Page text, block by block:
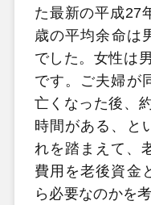
た最新の平成27
歳の平均余命は
でした。女性は
です。ご夫婦が
亡くなった後、
時間がある、と
れを踏まえて、
費用を老後資金
ら必要なのかを